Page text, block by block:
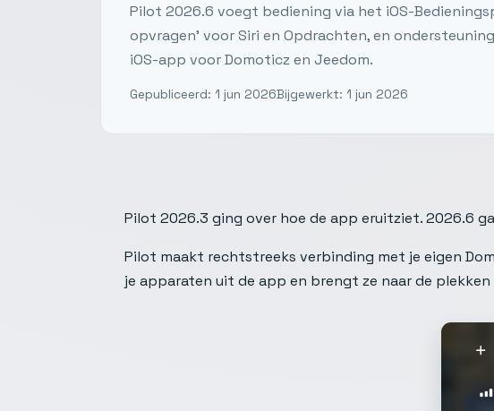
Pilot 2026.6 voegt bediening via het iOS-
opvragen' voor Siri en Opdrachten, en
iOS-app voor Domoticz en Jeedom.
Gepubliceerd: 1 jun 2026Bijgewerkt: 1 jun 2026
Pilot 2026.3 ging over hoe de app eruitziet. 2026.6
Pilot maakt rechtstreeks verbinding met je eigen
je apparaten uit de app en brengt ze naar de